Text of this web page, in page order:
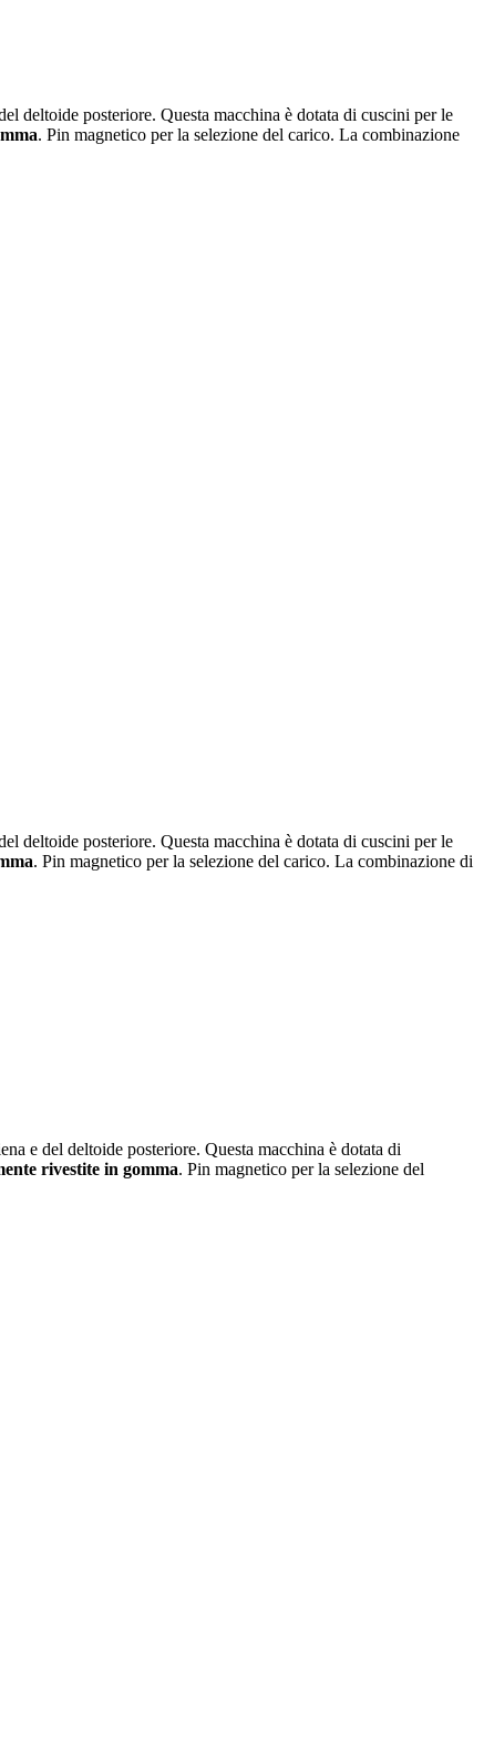
deltoide posteriore. Questa macchina è dotata di cuscini per le
. Pin magnetico per la selezione del carico. La combinazione
deltoide posteriore. Questa macchina è dotata di cuscini per le
. Pin magnetico per la selezione del carico. La combinazione di
e del deltoide posteriore. Questa macchina è dotata di
rivestite in gomma. Pin magnetico per la selezione del